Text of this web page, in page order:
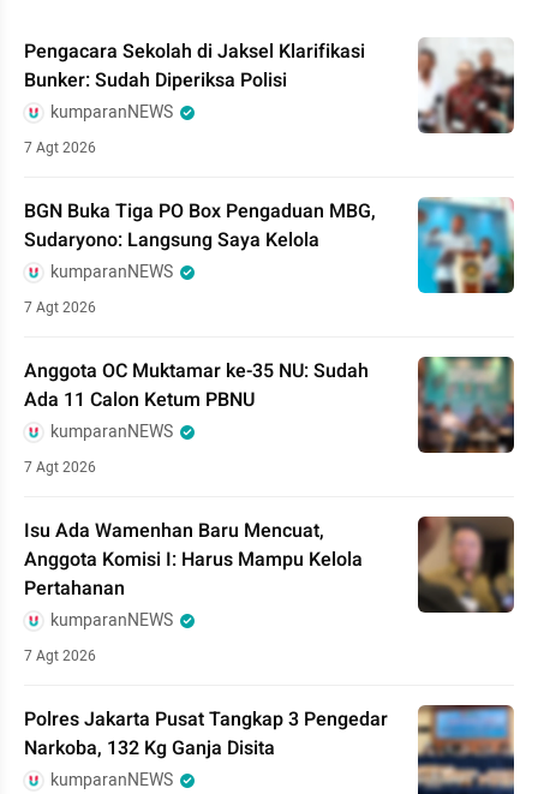
Pengacara Sekolah di Jaksel Klarifikasi
Bunker: Sudah Diperiksa Polisi
kumparanNEWS
7 Agt 2026
BGN Buka Tiga PO Box Pengaduan MBG,
Sudaryono: Langsung Saya Kelola
kumparanNEWS
7 Agt 2026
Anggota OC Muktamar ke-35 NU: Sudah
Ada 11 Calon Ketum PBNU
kumparanNEWS
7 Agt 2026
Isu Ada Wamenhan Baru Mencuat,
Anggota Komisi I: Harus Mampu Kelola
Pertahanan
kumparanNEWS
7 Agt 2026
Polres Jakarta Pusat Tangkap 3 Pengedar
Narkoba, 132 Kg Ganja Disita
kumparanNEWS